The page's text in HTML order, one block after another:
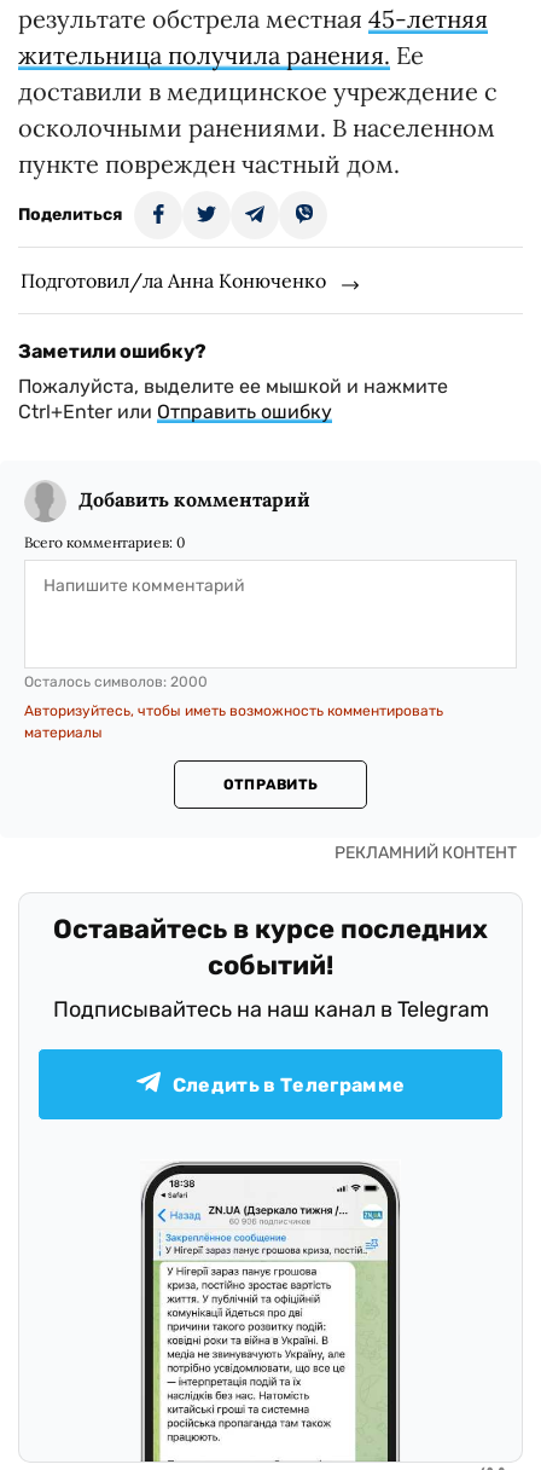
результате обстрела местная 45-летняя
жительница получила ранения. Ее
доставили в медицинское учреждение с
осколочными ранениями. В населенном
пункте поврежден частный дом.
Поделиться
Подготовил/ла Анна Конюченко
Заметили ошибку?
Пожалуйста, выделите ее мышкой и нажмите
Ctrl+Enter или Отправить ошибку
Добавить комментарий
Всего комментариев: 0
Осталось символов: 2000
Авторизуйтесь, чтобы иметь возможность комментировать
материалы
ОТПРАВИТЬ
Оставайтесь в курсе последних
событий!
Подписывайтесь на наш канал в Telegram
Следить в Телеграмме